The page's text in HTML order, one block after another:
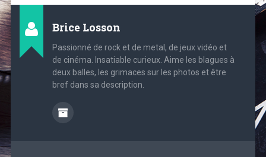
Brice Losson
Passionné de rock et de metal, de jeux vidéo et
de cinéma. Insatiable curieux. Aime les blagues à
deux balles, les grimaces sur les photos et être
bref dans sa description.